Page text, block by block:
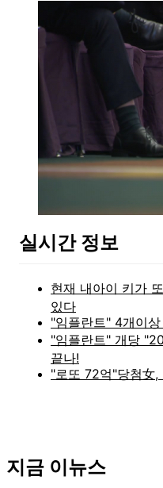
실시간 정보
지금 이뉴스